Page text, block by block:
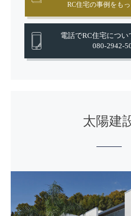
RC住宅の事例をも
電話でRC住宅につい
080-2942-
太陽建